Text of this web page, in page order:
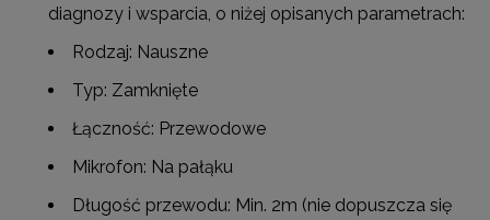
diagnozy i wsparcia, o niżej opisanych parametrach:
Rodzaj: Nauszne
Typ: Zamknięte
Łączność: Przewodowe
Mikrofon: Na pałąku
Długość przewodu: Min. 2m (nie dopuszcza się